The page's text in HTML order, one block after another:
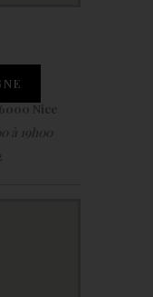
Nice
à 19h00